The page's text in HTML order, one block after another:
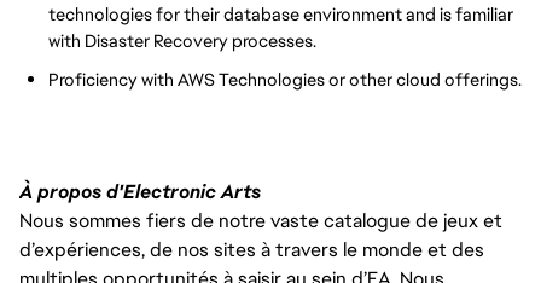
technologies for their database environment and is familiar
with Disaster Recovery processes.
Proficiency with AWS Technologies or other cloud offerings.
À propos d'Electronic Arts
Nous sommes fiers de notre vaste catalogue de jeux et
d’expériences, de nos sites à travers le monde et des